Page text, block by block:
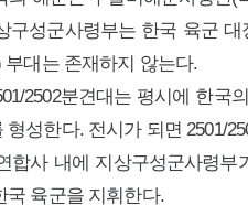
구성군사령부는 한국 육군
부대는 존재하지 않는다.
2502분견대는 평시에 한
형성한다. 전시가 되면 2501/
합사 내에 지상구성군사령
국 육군을 지휘한다.